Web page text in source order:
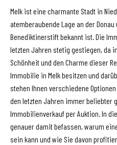
Melk ist eine charmante Stadt in
atemberaubende Lage an der
Benediktinerstift bekannt ist. Die
letzten Jahren stetig gestiegen, da
Schönheit und den Charme dieser
Immobilie in Melk besitzen und
stehen Ihnen verschiedene
den letzten Jahren immer beliebter
Immobilienverkauf per Auktion. In
genauer damit befassen, warum
sein kann und wie Sie davon